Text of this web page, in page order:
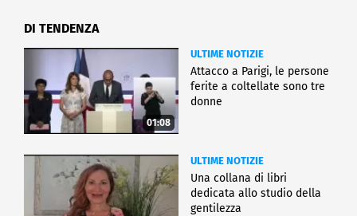
DI TENDENZA
01:08
ULTIME NOTIZIE
Attacco a Parigi, le persone
ferite a coltellate sono tre
donne
ULTIME NOTIZIE
Una collana di libri
dedicata allo studio della
gentilezza